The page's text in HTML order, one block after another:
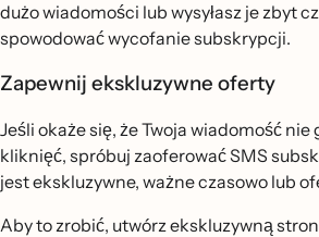
dużo wiadomości lub wysyłasz je zbyt
spowodować wycofanie subskrypcji.
Zapewnij ekskluzywne oferty
Jeśli okaże się, że Twoja wiadomość
kliknięć, spróbuj zaoferować SMS
jest ekskluzywne, ważne czasowo lub
Aby to zrobić, utwórz ekskluzywną